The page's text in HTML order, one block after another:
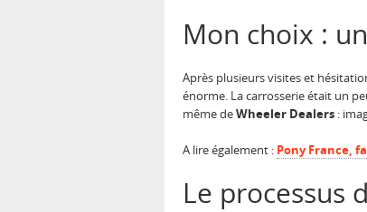
Mon choix :
Après plusieurs visites et
énorme. La carrosserie était un
même deWheeler Dealers :
A lire également : Pony France,
Le processus